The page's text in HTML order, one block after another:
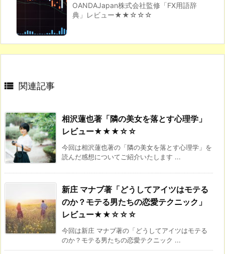
OANDAJapan株式会社監修「FX用語辞
典」レビュー★★☆☆☆
 関連記事
相沢蓮也著「隣の美女を落とす心理学」
レビュー★★★☆☆
今回は相沢蓮也著の「隣の美女を落とす心理学」を
読んだ感想についてご紹介いたします ...
新庄 マナブ著「どうしてアイツはモテる
のか？モテる男たちの恋愛テクニック」
レビュー★★☆☆☆
今回は新庄 マナブ著の「どうしてアイツはモテる
のか？モテる男たちの恋愛テクニック ...